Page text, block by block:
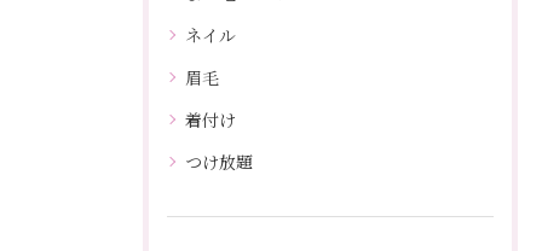
ネイル
眉毛
着付け
つけ放題